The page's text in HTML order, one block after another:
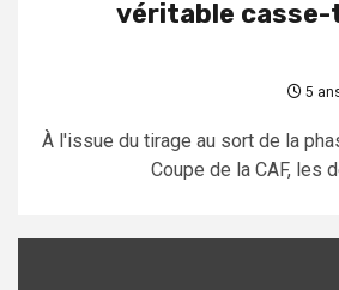
véritable
5
À l'issue du tirage au sort de la
Coupe de la CAF, les